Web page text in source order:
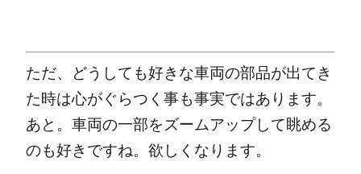
ただ、どうしても好きな車両の部品が出てき
た時は心がぐらつく事も事実ではあります。
あと。車両の一部をズームアップして眺める
のも好きですね。欲しくなります。